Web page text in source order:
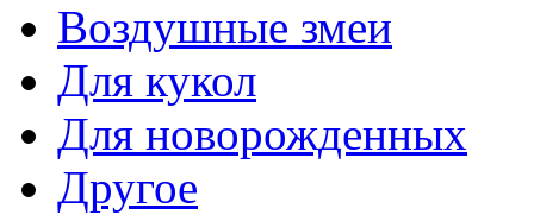
Воздушные змеи
Для кукол
Для новорожденных
Другое